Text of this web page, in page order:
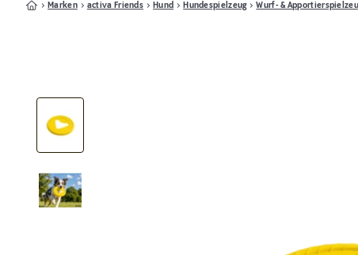
Marken activa Friends Hund Hundespielzeug Wurf- &